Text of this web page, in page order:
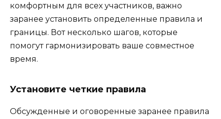
комфортным для всех участников, важно
заранее установить определенные правила и
границы. Вот несколько шагов, которые
помогут гармонизировать ваше совместное
время.
Установите четкие правила
Обсужденные и оговоренные заранее правила